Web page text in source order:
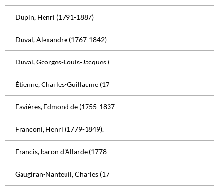
Dupin, Henri (1791-1887)
Duval, Alexandre (1767-1842)
Duval, Georges-Louis-Jacques (
Étienne, Charles-Guillaume (17
Favières, Edmond de (1755-1837
Franconi, Henri (1779-1849).
Francis, baron d'Allarde (1778
Gaugiran-Nanteuil, Charles (17